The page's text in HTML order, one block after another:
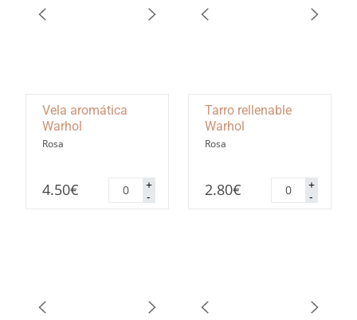
Vela aromática
Warhol
Rosa
4.50€ -
Vela
aromática
Warhol
+
Tarro rellenable
Warhol
Rosa
2.80€ -
Tarro
rellenable
Warhol
+